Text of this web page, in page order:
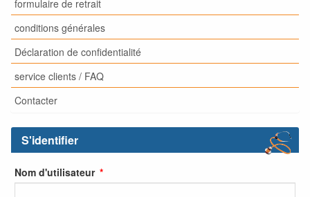
formulaire de retrait
conditions générales
Déclaration de confidentialité
service clients / FAQ
Contacter
S'identifier
Nom d'utilisateur